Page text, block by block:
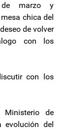
marzo y
chica del
de volver
con los
con los
de
evolución del